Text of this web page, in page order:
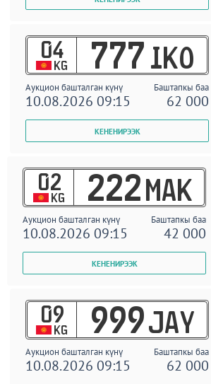
04
KG 777 IKO
Аукцион башталган күнү Баштапкы баа
10.08.2026 09:15 62 000
02
KG 222 MAK
Аукцион башталган күнү Баштапкы баа
10.08.2026 09:15 42 000
09
KG 999 JAY
Аукцион башталган күнү Баштапкы баа
10.08.2026 09:15 62 000